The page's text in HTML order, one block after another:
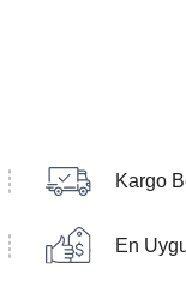
Kargo
En